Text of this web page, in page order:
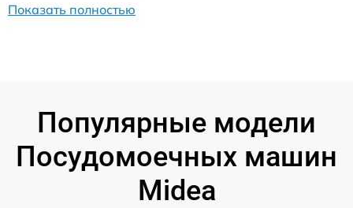
Показать полностью
Популярные модели
Посудомоечных машин
Midea